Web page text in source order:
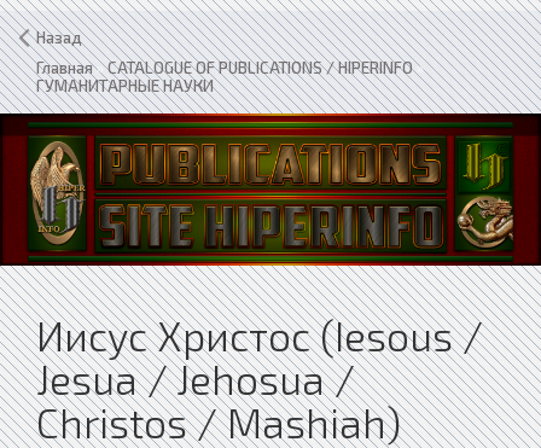
Назад
Главная»CATALOGUE OF PUBLICATIONS / HIPERINFO»
ГУМАНИТАРНЫЕ НАУКИ
Иисус Христос (Iesous /
Jesua / Jehosua /
Christos / Mashiah)